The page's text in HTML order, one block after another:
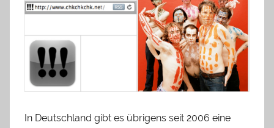
In Deutschland gibt es übrigens seit 2006 eine